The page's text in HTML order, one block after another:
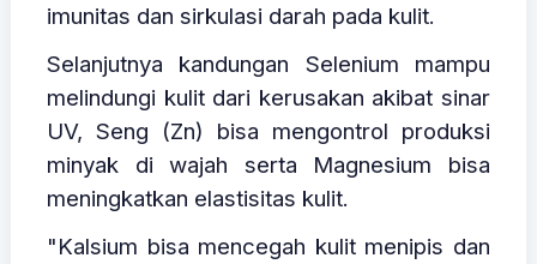
imunitas dan sirkulasi darah pada kulit.
Selanjutnya kandungan Selenium mampu
melindungi kulit dari kerusakan akibat sinar
UV, Seng (Zn) bisa mengontrol produksi
minyak di wajah serta Magnesium bisa
meningkatkan elastisitas kulit.
"Kalsium bisa mencegah kulit menipis dan